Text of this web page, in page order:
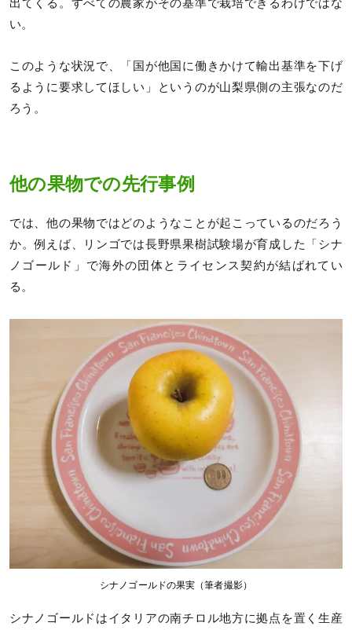
出てくる。すべての農家がその基準で栽培できるわけではな
い。
このような状況で、「国が他国に働きかけて輸出基準を下げ
るように要求してほしい」というのが山梨県側の主張なのだ
ろう。
他の果物での先行事例
では、他の果物ではどのようなことが起こっているのだろう
か。例えば、リンゴでは長野県果樹試験場が育成した「シナ
ノゴールド」で海外の団体とライセンス契約が結ばれてい
る。
シナノゴールドの果実（筆者撮影）
シナノゴールドはイタリアの南チロル地方に拠点を置く生産